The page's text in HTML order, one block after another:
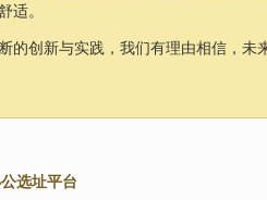
适。
创新与实践，我们有理由相信，未
选址平台